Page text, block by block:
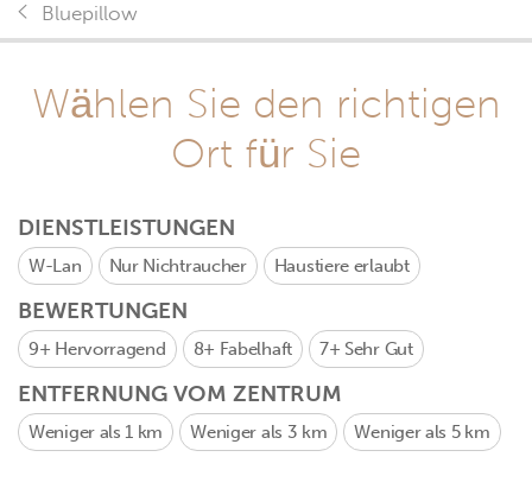
Bluepillow
Wählen Sie den richtigen
Ort für Sie
DIENSTLEISTUNGEN
W-Lan Nur Nichtraucher Haustiere erlaubt
BEWERTUNGEN
9+ Hervorragend 8+ Fabelhaft 7+ Sehr Gut
ENTFERNUNG VOM ZENTRUM
Weniger als 1 km Weniger als 3 km Weniger als 5 km